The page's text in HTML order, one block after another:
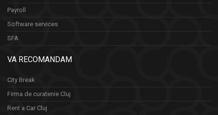
Payroll
Software services
SFA
VA RECOMANDAM
City Break
Firma de curatenie Cluj
Rent a Car Cluj